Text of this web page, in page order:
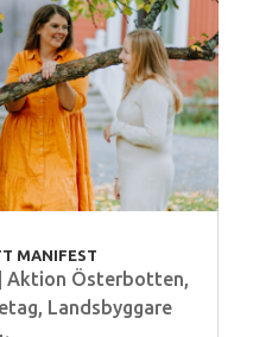
MANIFEST
Aktion Österbotten,
, Landsbyggare